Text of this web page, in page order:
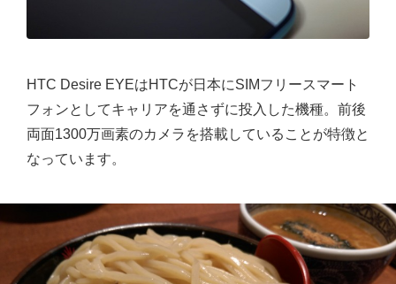
HTC Desire EYEはHTCが日本にSIMフリースマート
フォンとしてキャリアを通さずに投入した機種。前後
両面1300万画素のカメラを搭載していることが特徴と
なっています。